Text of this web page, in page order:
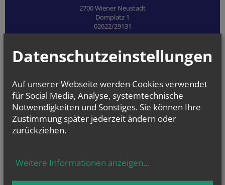
2700 Wiener Neustadt
Domplatz 1
02622/29131
Datenschutzeinstellungen
Auf unserer Webseite werden Cookies verwendet
für Social Media, Analyse, systemtechnische
Notwendigkeiten und Sonstiges. Sie können Ihre
Zustimmung später jederzeit ändern oder
zurückziehen.
Weitere Informationen anzeigen...